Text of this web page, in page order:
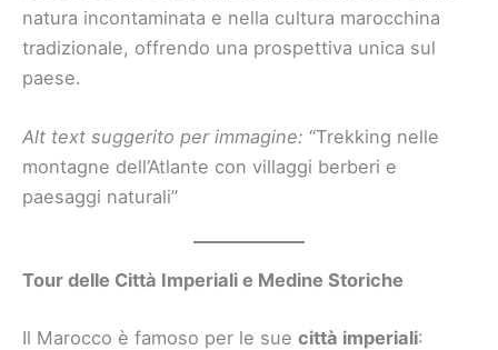
natura incontaminata e nella cultura marocchina
tradizionale, offrendo una prospettiva unica sul
paese.
Alt text suggerito per immagine: “Trekking nelle
montagne dell’Atlante con villaggi berberi e
paesaggi naturali”
Tour delle Città Imperiali e Medine Storiche
Il Marocco è famoso per le sue città imperiali: